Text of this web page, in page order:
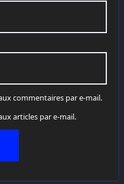
commentaires par e-mail.
articles par e-mail.